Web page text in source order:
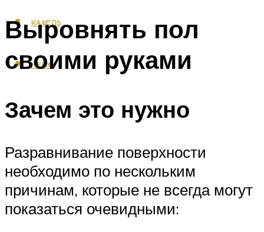
КАФЕЛЬ
МЕНЮ
Выровнять пол
своими руками
Зачем это нужно
Разравнивание поверхности
необходимо по нескольким
причинам, которые не всегда могут
показаться очевидными: